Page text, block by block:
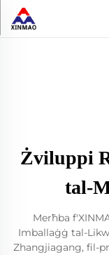
Żviluppi
tal-
Merħba
Imballaġġ tal-
Zhangjiagang, fil-